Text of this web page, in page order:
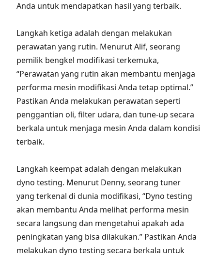
Anda untuk mendapatkan hasil yang terbaik.
Langkah ketiga adalah dengan melakukan
perawatan yang rutin. Menurut Alif, seorang
pemilik bengkel modifikasi terkemuka,
“Perawatan yang rutin akan membantu menjaga
performa mesin modifikasi Anda tetap optimal.”
Pastikan Anda melakukan perawatan seperti
penggantian oli, filter udara, dan tune-up secara
berkala untuk menjaga mesin Anda dalam kondisi
terbaik.
Langkah keempat adalah dengan melakukan
dyno testing. Menurut Denny, seorang tuner
yang terkenal di dunia modifikasi, “Dyno testing
akan membantu Anda melihat performa mesin
secara langsung dan mengetahui apakah ada
peningkatan yang bisa dilakukan.” Pastikan Anda
melakukan dyno testing secara berkala untuk